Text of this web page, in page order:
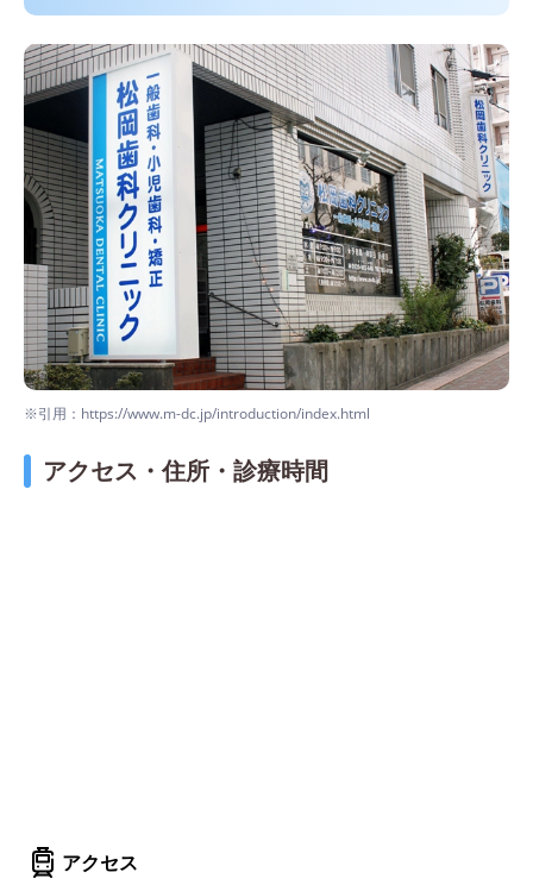
※引用：https://www.m-dc.jp/introduction/index.html
アクセス・住所・診療時間
アクセス